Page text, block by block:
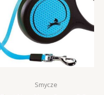
Smycze